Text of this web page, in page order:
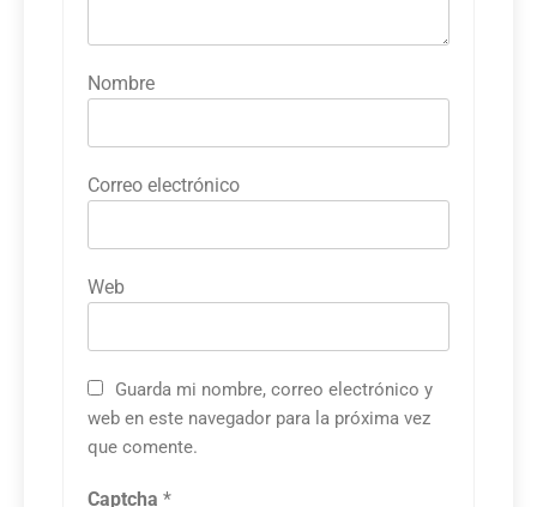
Nombre
Correo electrónico
Web
Guarda mi nombre, correo electrónico y
web en este navegador para la próxima vez
que comente.
Captcha *